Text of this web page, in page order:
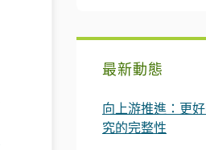
最新動態
向上游推進：更
究的完整性